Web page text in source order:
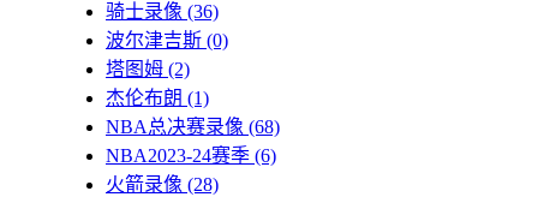
骑士录像 (36)
波尔津吉斯 (0)
塔图姆 (2)
杰伦布朗 (1)
NBA总决赛录像 (68)
NBA2023-24赛季 (6)
火箭录像 (28)